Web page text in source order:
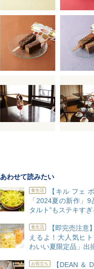
あわせて読みたい
食生活
【キル フェ
「2024夏の新作」
タルト”もステキすぎ
食生活
【即完売注意
えるよ！大人気ヒ
わいい夏限定品」出
お役立ち
【DEAN ＆